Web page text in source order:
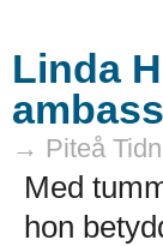
Linda
→ Piteå
Med
hon